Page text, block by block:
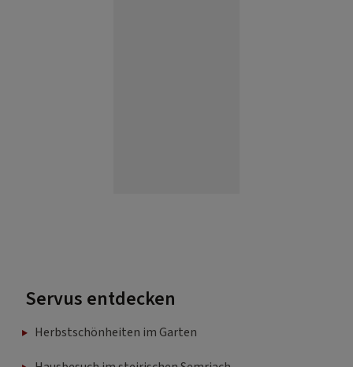
Servus entdecken
Herbstschönheiten im Garten